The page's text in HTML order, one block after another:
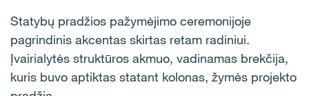
Statybų pradžios pažymėjimo ceremonijoje
pagrindinis akcentas skirtas retam radiniui.
Įvairialytės struktūros akmuo, vadinamas brekčija,
kuris buvo aptiktas statant kolonas, žymės projekto